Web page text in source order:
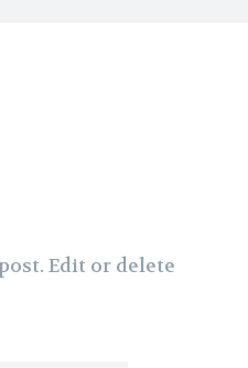
Edit or delete